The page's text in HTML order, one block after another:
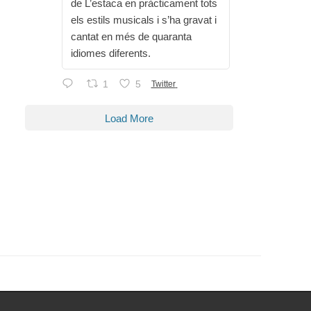
de L’estaca en pràcticament tots
els estils musicals i s’ha gravat i
cantat en més de quaranta
idiomes diferents.
1 5 Twitter
Load More